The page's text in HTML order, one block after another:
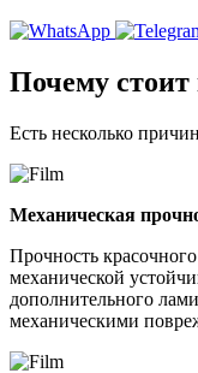
Почему
Есть несколько
Механическая
Прочность красочного
механической
дополнительного
механическими